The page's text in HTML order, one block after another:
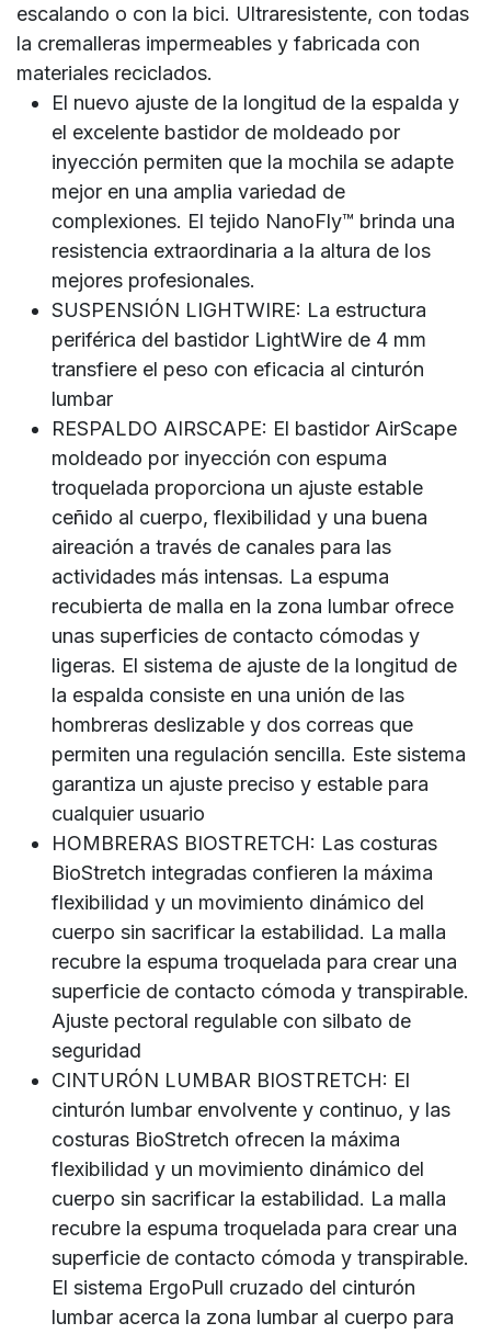
escalando o con la bici. Ultraresistente, con todas
la cremalleras impermeables y fabricada con
materiales reciclados.
El nuevo ajuste de la longitud de la espalda y
el excelente bastidor de moldeado por
inyección permiten que la mochila se adapte
mejor en una amplia variedad de
complexiones. El tejido NanoFly™ brinda una
resistencia extraordinaria a la altura de los
mejores profesionales.
SUSPENSIÓN LIGHTWIRE: La estructura
periférica del bastidor LightWire de 4 mm
transfiere el peso con eficacia al cinturón
lumbar
RESPALDO AIRSCAPE: El bastidor AirScape
moldeado por inyección con espuma
troquelada proporciona un ajuste estable
ceñido al cuerpo, flexibilidad y una buena
aireación a través de canales para las
actividades más intensas. La espuma
recubierta de malla en la zona lumbar ofrece
unas superficies de contacto cómodas y
ligeras. El sistema de ajuste de la longitud de
la espalda consiste en una unión de las
hombreras deslizable y dos correas que
permiten una regulación sencilla. Este sistema
garantiza un ajuste preciso y estable para
cualquier usuario
HOMBRERAS BIOSTRETCH: Las costuras
BioStretch integradas confieren la máxima
flexibilidad y un movimiento dinámico del
cuerpo sin sacrificar la estabilidad. La malla
recubre la espuma troquelada para crear una
superficie de contacto cómoda y transpirable.
Ajuste pectoral regulable con silbato de
seguridad
CINTURÓN LUMBAR BIOSTRETCH: El
cinturón lumbar envolvente y continuo, y las
costuras BioStretch ofrecen la máxima
flexibilidad y un movimiento dinámico del
cuerpo sin sacrificar la estabilidad. La malla
recubre la espuma troquelada para crear una
superficie de contacto cómoda y transpirable.
El sistema ErgoPull cruzado del cinturón
lumbar acerca la zona lumbar al cuerpo para